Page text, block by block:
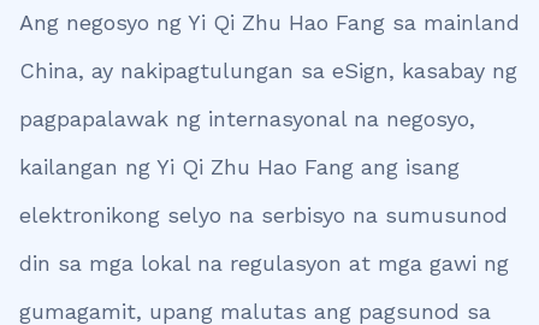
Ang negosyo ng Yi Qi Zhu Hao Fang sa mainland
China, ay nakipagtulungan sa eSign, kasabay ng
pagpapalawak ng internasyonal na negosyo,
kailangan ng Yi Qi Zhu Hao Fang ang isang
elektronikong selyo na serbisyo na sumusunod
din sa mga lokal na regulasyon at mga gawi ng
gumagamit, upang malutas ang pagsunod sa